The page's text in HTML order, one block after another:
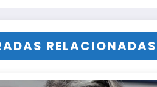
RELACIONADAS